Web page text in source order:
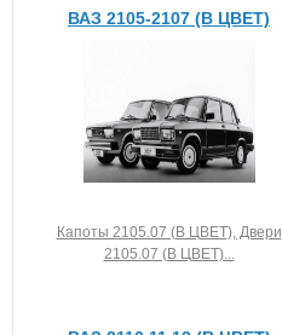
ВАЗ 2105-2107 (В ЦВЕТ)
Капоты 2105.07 (В ЦВЕТ), Двери
2105.07 (В ЦВЕТ)...